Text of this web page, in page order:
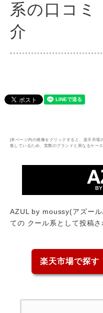
系の口コミ
介
[本ページ内の画像をクリックすると、楽天市場
集しているため、実際のブランドと異なるケー
AZUL by moussy(アズー
ての クール系として投稿
楽天市場で探す